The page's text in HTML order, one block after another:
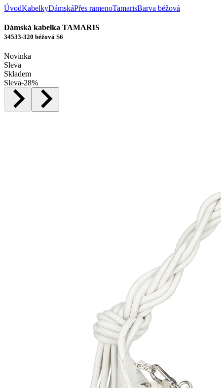
ÚvodKabelkyDámskáPřes ramenoTamarisBarva béžová
Dámská kabelka TAMARIS
34533-320 béžová S6
Novinka
Sleva
Skladem
Sleva-28%